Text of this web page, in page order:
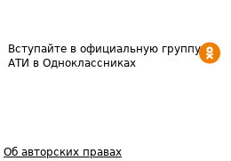
Вступайте в официальную группу
АТИ в Одноклассниках
Об авторских правах